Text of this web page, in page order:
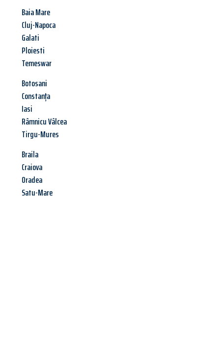
Baia Mare
Cluj-Napoca
Galati
Ploiesti
Temeswar
Botosani
Constanța
Iasi
Râmnicu Vâlcea
Tirgu-Mures
Braila
Craiova
Oradea
Satu-Mare